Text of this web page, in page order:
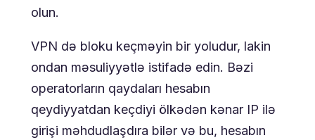
olun.
VPN də bloku keçməyin bir yoludur, lakin
ondan məsuliyyətlə istifadə edin. Bəzi
operatorların qaydaları hesabın
qeydiyyatdan keçdiyi ölkədən kənar IP ilə
girişi məhdudlaşdıra bilər və bu, hesabın